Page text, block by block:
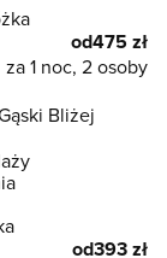
od475 zł
za 1 noc, 2 osoby
Bliżej
od393 zł